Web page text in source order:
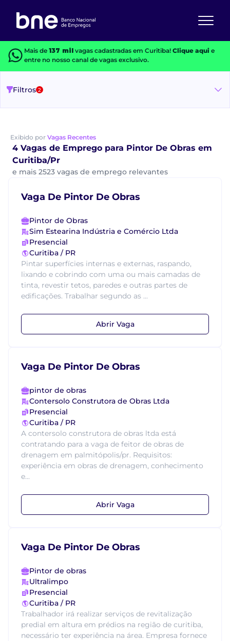
Mais de 137 milvagas cadastradas em Curitiba! Clique aquie
entre no nosso canal de vagas exclusivo.
Filtros 2
Exibido por Vagas Recentes
4 Vagas de Emprego para Pintor De Obras em
Curitiba/Pr
e mais 2523 vagas de emprego relevantes
Vaga De Pintor De Obras
Pintor de Obras
Sim Estearina Indústria e Comércio Ltda
Presencial
Curitiba / PR
Pintar superfícies internas e externas, raspando,
lixando e cobrindo com uma ou mais camadas de
tinta, revestir tetos, paredes e outras partes de
edificações. Trabalhar segundo as ...
Abrir Vaga
Vaga De Pintor De Obras
pintor de obras
Contersolo Construtora de Obras Ltda
Presencial
Curitiba / PR
A contersolo construtora de obras ltda está
contratando para a vaga de feitor de obras de
drenagem em palmitópolis/pr. Requisitos:
experiência em obras de drenagem, conhecimento
e...
Abrir Vaga
Vaga De Pintor De Obras
Pintor de obras
Ultralimpo
Presencial
Curitiba / PR
Trabalhador irá realizar serviços de revitalização
predial em altura em prédios na região de curitiba,
necessário ter experiência na área. Empresa fornece